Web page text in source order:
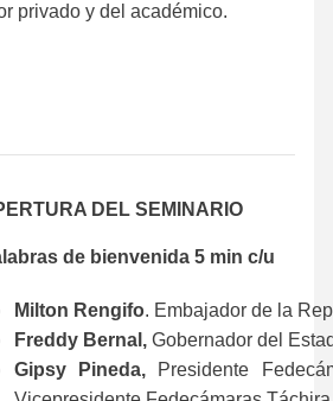
privado y del académico.
DEL SEMINARIO
de bienvenida 5 min c/u
Milton Rengifo. Embajador de la
Freddy Bernal, Gobernador del
Gipsy Pineda, Presidente